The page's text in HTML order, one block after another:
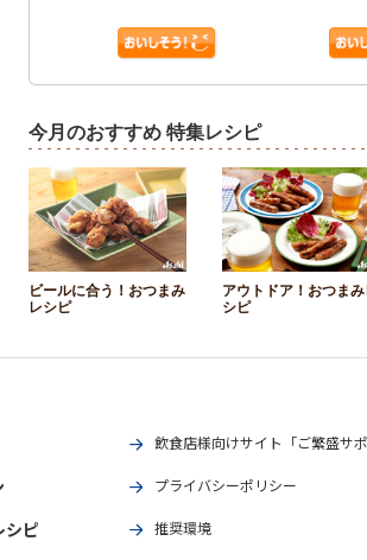
今月のおすすめ 特集レシピ
ビールに合う！おつまみ
レシピ
アウトドア！おつまみ
シピ
シピ
飲食店様向けサイト「ご繁盛サポ
プライバシーポリシー
推奨環境